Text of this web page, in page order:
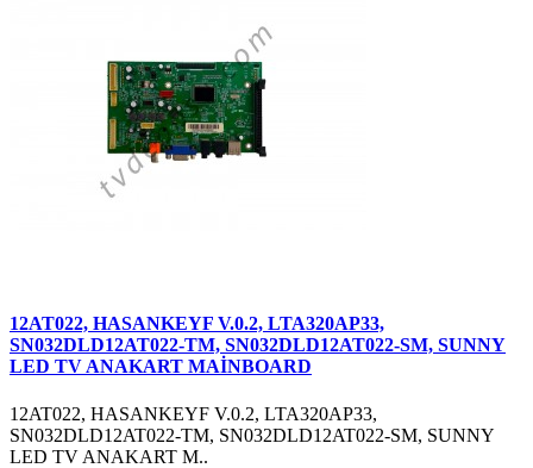
12AT022, HASANKEYF V.0.2, LTA320AP33,
SN032DLD12AT022-TM, SN032DLD12AT022-SM, SUNNY
LED TV ANAKART MAİNBOARD
12AT022, HASANKEYF V.0.2, LTA320AP33,
SN032DLD12AT022-TM, SN032DLD12AT022-SM, SUNNY
LED TV ANAKART M..